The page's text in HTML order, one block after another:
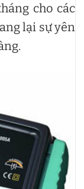
cho các
lại sự yên